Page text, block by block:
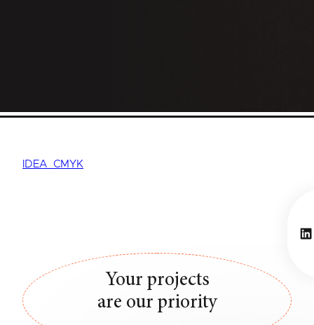
IDEA_CMYK
Your projects
are our priority